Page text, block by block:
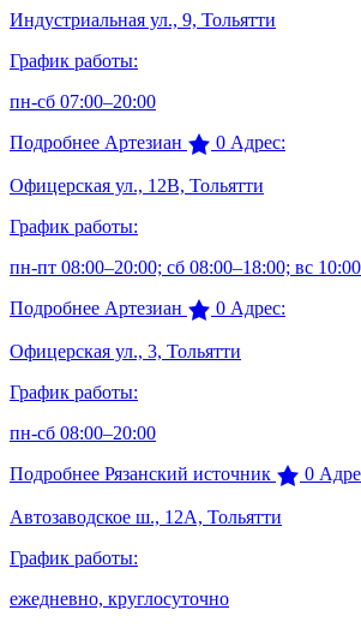
Индустриальная ул., 9, Тольятти
График работы:
пн-сб 07:00–20:00
Подробнее Артезиан 0 Адрес:
Офицерская ул., 12В, Тольятти
График работы:
пн-пт 08:00–20:00; сб 08:00–18:00; вс
Подробнее Артезиан 0 Адрес:
Офицерская ул., 3, Тольятти
График работы:
пн-сб 08:00–20:00
Подробнее Рязанский источник 0
Автозаводское ш., 12А, Тольятти
График работы:
ежедневно, круглосуточно